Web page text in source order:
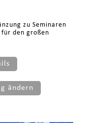
zu Seminaren
den großen
ändern